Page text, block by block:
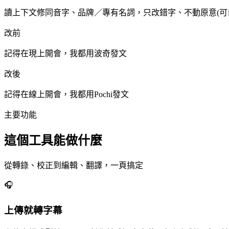
讀上下文修同音字、品牌／專有名詞，只改錯字、不動原意(可
改前
記得在現上 開會，我都用波奇發文
改後
記得在線上 開會，我都用Pochi發文
主要功能
這個工具能做什麼
從轉錄、校正到編輯、翻譯，一頁搞定
🎧
上傳就轉字幕